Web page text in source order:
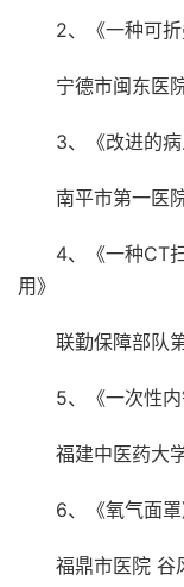
2、《一种可
宁德市闽东医
3、《改进的病
南平市第一医
4、《一种CT
用》
联勤保障部队
5、《一次性
福建中医药大
6、《氧气面罩
福鼎市医院 谷